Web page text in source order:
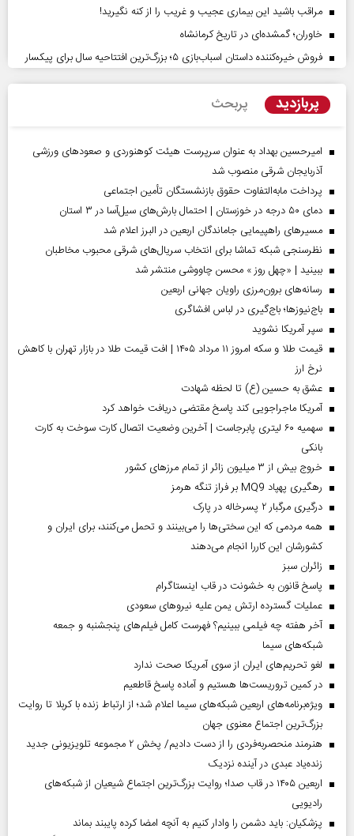
مراقب باشید این بیماری عجیب و غریب را از کنه نگیرید!
خاوران؛ گمشده‌ای در تاریخ کرمانشاه
فروش خیره‌کننده داستان اسباب‌بازی ۵؛ بزرگ‌ترین افتتاحیه سال برای پیکسار
پربازدید پربحث
امیرحسین بهداد به عنوان سرپرست هیئت کوهنوردی و صعودهای ورزشی
آذربایجان شرقی منصوب شد
پرداخت مابه‌التفاوت حقوق بازنشستگان تأمین اجتماعی
دمای ۵۰ درجه در خوزستان | احتمال بارش‌های سیل‌آسا در ۳ استان
مسیر‌های راهپیمایی جاماندگان اربعین در البرز اعلام شد
نظرسنجی شبکه تماشا برای انتخاب سریال‌های شرقی محبوب مخاطبان
ببینید | «چهل روز » محسن چاووشی منتشر شد
رسانه‌های برون‌مرزی راویان جهانی اربعین
باج‌نیوزها؛ باج‌گیری در لباس افشاگری
سپر آمریکا نشوید
قیمت طلا و سکه امروز ۱۱ مرداد ۱۴۰۵ | افت قیمت طلا در بازار تهران با کاهش
نرخ ارز
عشق به حسین (ع) تا لحظه شهادت
آمریکا ماجراجویی کند پاسخ مقتضی دریافت خواهد کرد
سهمیه ۶۰ لیتری پابرجاست | آخرین وضعیت اتصال کارت سوخت به کارت
بانکی
خروج بیش از ۳ میلیون زائر از تمام مرز‌های کشور
رهگیری پهپاد MQ9 بر فراز تنگه هرمز
درگیری مرگبار ۲ پسرخاله در پارک
همه مردمی که این سختی‌ها را می‌بینند و تحمل می‌کنند، برای ایران و
کشورشان این کاررا انجام می‌دهند
‌زائران سبز
پاسخ قانون به خشونت در قاب اینستاگرام
عملیات گسترده ارتش یمن علیه نیروهای سعودی
آخر هفته چه فیلمی ببینیم؟ فهرست کامل فیلم‌های پنجشنبه و جمعه
شبکه‌های سیما
لغو تحریم‌های ایران از سوی آمریکا صحت ندارد
در کمین تروریست‌ها هستیم و آماده پاسخ قاطعیم
ویژه‌برنامه‌های اربعین شبکه‌های سیما اعلام شد؛ از ارتباط زنده با کربلا تا روایت
بزرگ‌ترین اجتماع معنوی جهان
هنرمند منحصر‌به‌فردی را از دست دادیم/ پخش ۲ مجموعه تلویزیونی جدید
زنده‌یاد عبدی در آینده نزدیک
اربعین ۱۴۰۵ در قاب صدا؛ روایت بزرگ‌ترین اجتماع شیعیان از شبکه‌های
رادیویی
پزشکیان: باید دشمن را وادار کنیم به آنچه امضا کرده پایبند بماند